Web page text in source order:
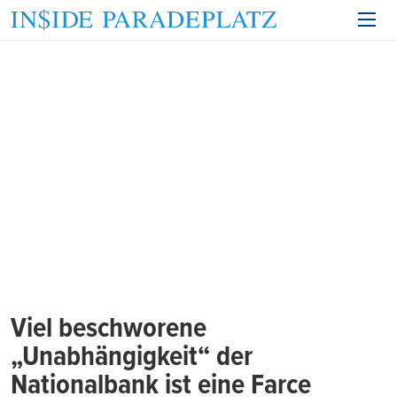
Viel beschworene
„Unabhängigkeit“ der
Nationalbank ist eine Farce